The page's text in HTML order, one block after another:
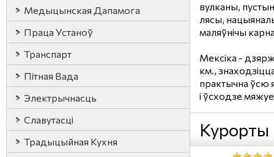
Медыцынская Дапамога
Праца Устаноў
Транспарт
Пітная Вада
Электрычнасць
Славутасці
Традыцыйная Кухня
вулканы,
лясы,
маляўнічы
Мексіка -
км.,
практычна ўсю
і ўсходзе
Курорты